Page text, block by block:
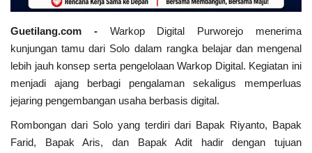
Pendidikan
Informasi Journalism
Olahraga
Kesehatan
Guetilang.com - Warkop Digital Purworejo menerima
kunjungan tamu dari Solo dalam rangka belajar dan mengenal
lebih jauh konsep serta pengelolaan Warkop Digital. Kegiatan ini
menjadi ajang berbagi pengalaman sekaligus memperluas
jejaring pengembangan usaha berbasis digital.
Rombongan dari Solo yang terdiri dari Bapak Riyanto, Bapak
Farid, Bapak Aris, dan Bapak Adit hadir dengan tujuan